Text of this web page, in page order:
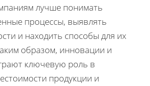
лучше понимать
процессы, выявлять
и находить способы для их
образом, инновации и
ключевую роль в
продукции и